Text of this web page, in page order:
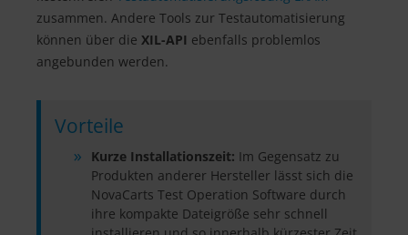
zusammen. Andere Tools zur Testautomatisierung
können über die XIL-API ebenfalls problemlos
angebunden werden.
Vorteile
Kurze Installationszeit: Im Gegensatz zu
Produkten anderer Hersteller lässt sich die
NovaCarts Test Operation Software durch
ihre kompakte Dateigröße sehr schnell